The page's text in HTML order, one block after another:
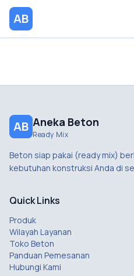
AB
AB Aneka Beton
Ready Mix
Beton siap pakai (ready mix)
kebutuhan konstruksi Anda di
Quick Links
Produk
Wilayah Layanan
Toko Beton
Panduan Pemesanan
Hubungi Kami